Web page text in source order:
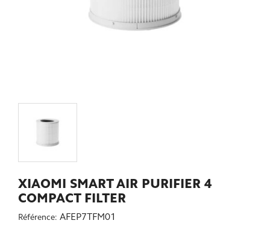
XIAOMI SMART AIR PURIFIER 4
COMPACT FILTER
Référence: AFEP7TFM01